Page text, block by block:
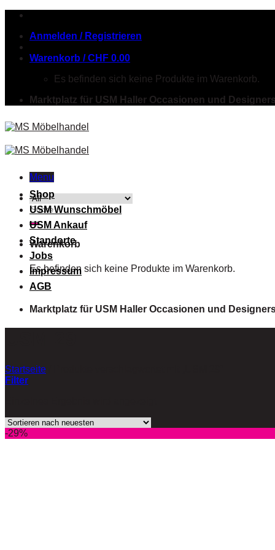
Skip
contentAnmelden / Registrieren
Warenkorb /CHF 0.00
Es befinden sich keine Produkte im Warenkorb.
Marktplatz für USM Haller Occasionen und
Menu
Suche
nach:
Warenkorb
Es befinden sich keine Produkte im Warenkorb.
Shop
USM Wunschmöbel
USM Ankauf
Standorte
Jobs
Impressum
AGB
Marktplatz für USM Haller Occasionen und
Startseite
Filter
-29%